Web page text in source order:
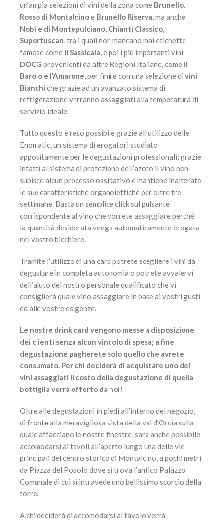
un’ampia selezioni di vini della zona come Brunello,
Rosso di Montalcinoe Brunello Riserva, ma anche
Nobile di Montepulciano, Chianti Classico,
Supertuscan, tra i quali non mancano mai etichette
famose come il Sassicaia, e poi i più importanti vini
DOCG provenienti da altre Regioni Italiane, come il
Barolo e l’Amarone, per finire con una selezione di vini
Bianchi che grazie ad un avanzato sistema di
refrigerazione verranno assaggiati alla temperatura di
servizio ideale.
Tutto questo è reso possibile grazie all’utilizzo delle
Enomatic, un sistema di erogatori studiato
appositamente per le degustazioni professionali; grazie
infatti al sistema di protezione dell’azoto il vino non
subisce alcun processo ossidativo e mantiene inalterate
le sue caratteristiche organolettiche per oltre tre
settimane. Basta un semplice click sul pulsante
corrispondente al vino che vorrete assaggiare perché
la quantità desiderata venga automaticamente erogata
nel vostro bicchiere.
Tramite l’utilizzo di una card potrete scegliere i vini da
degustare in completa autonomia o potrete avvalervi
dell’aiuto del nostro personale qualificato che vi
consiglierà quale vino assaggiare in base ai vostri gusti
ed alle vostre esigenze.
Le nostre drink card vengono messe a disposizione
dei clienti senza alcun vincolo di spesa; a fine
degustazione pagherete solo quello che avrete
consumato. Per chi deciderà di acquistare uno dei
vini assaggiati il costo della degustazione di quella
bottiglia verrà offerto da noi!
Oltre alle degustazioni in piedi all’interno del negozio,
di fronte alla meravigliosa vista della val d’Orcia sulla
quale affacciano le nostre finestre, sarà anche possibile
accomodarsi ai tavoli all’aperto lungo una delle vie
principali del centro storico di Montalcino, a pochi metri
da Piazza del Popolo dove si trova l’antico Palazzo
Comunale di cui si intravede uno bellissimo scorcio della
torre.
A chi deciderà di accomodarsi al tavolo verrà